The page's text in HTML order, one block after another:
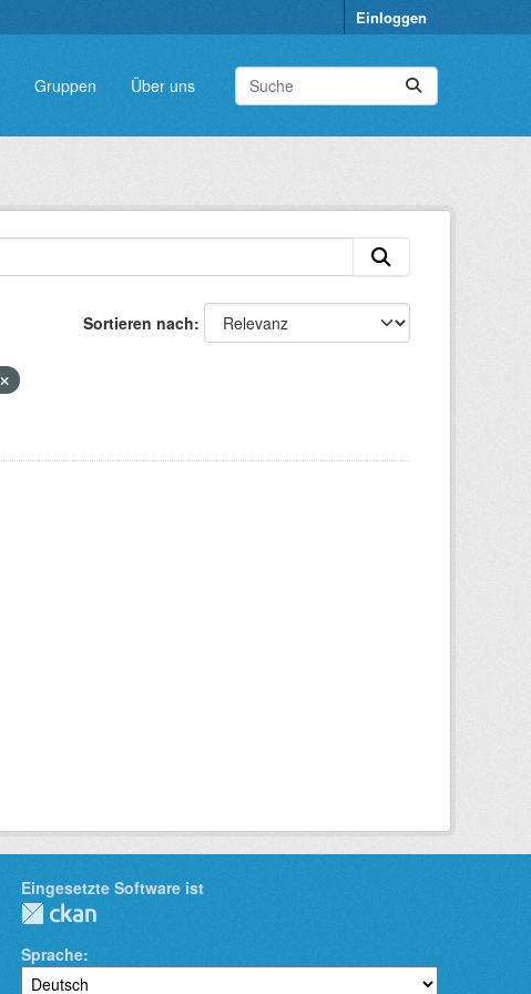
Einloggen
Gruppen Über uns
Sortieren nach
Eingesetzte Software ist
Sprache